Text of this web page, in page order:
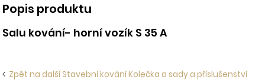
Popis produktu
Salu kování- horní vozík S 35 A
Zpět na další Stavební kování Kolečka a sady a příslušenství